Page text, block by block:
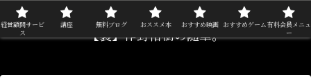
【裏】作野裕樹の随筆。
経営顧問サービ
ス
講座 無料ブログ おススメ本 おすすめ映画 おすすめゲーム有料会員メニュ
ー